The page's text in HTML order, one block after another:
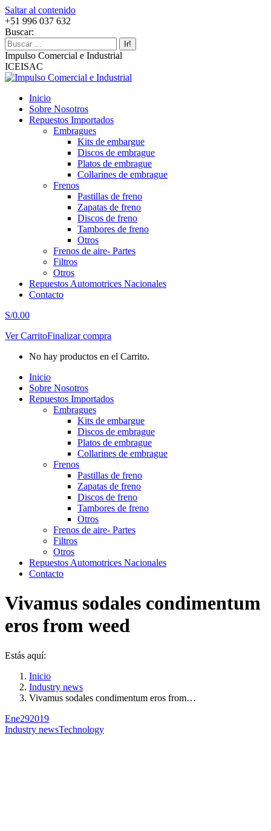
Saltar al contenido
+51 996 037 632
Buscar:
Impulso Comercial e Industrial
ICEISAC
Inicio
Sobre Nosotros
Repuestos Importados
Embragues
Kits de embargue
Discos de embrague
Platos de embrague
Collarines de embrague
Frenos
Pastillas de freno
Zapatas de freno
Discos de freno
Tambores de freno
Otros
Frenos de aire- Partes
Filtros
Otros
Repuestos Automotrices Nacionales
Contacto
S/0.00
Ver CarritoFinalizar compra
No hay productos en el Carrito.
Inicio
Sobre Nosotros
Repuestos Importados
Embragues
Kits de embargue
Discos de embrague
Platos de embrague
Collarines de embrague
Frenos
Pastillas de freno
Zapatas de freno
Discos de freno
Tambores de freno
Otros
Frenos de aire- Partes
Filtros
Otros
Repuestos Automotrices Nacionales
Contacto
Vivamus sodales condimentum
eros from weed
Estás aquí:
Inicio
Industry news
Vivamus sodales condimentum eros from…
Ene292019
Industry newsTechnology